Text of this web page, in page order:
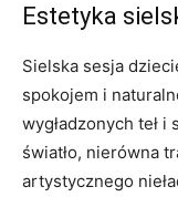
Estetyka
Sielska sesja
spokojem i
wygładzonych teł
światło, nierówna
artystycznego